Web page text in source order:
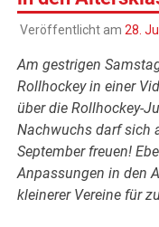
Veröffentlicht am 28.
Am gestrigen
Rollhockey in einer
über die Rollhockey-
Nachwuchs darf sich
September freuen!
Anpassungen in den
kleinerer Vereine für